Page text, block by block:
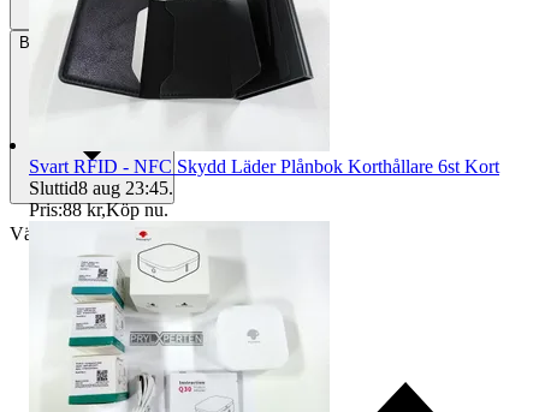
Betalning Via Tradera
Välj till köparskydd
Svart RFID - NFC Skydd Läder Plånbok Korthållare 6st Kort
Sluttid8 aug 23:45.
Pris:88 kr,Köp nu.